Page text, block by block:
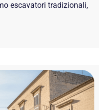
escavatori tradizionali,